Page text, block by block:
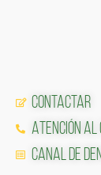
Contactar
Atención al
Canal de